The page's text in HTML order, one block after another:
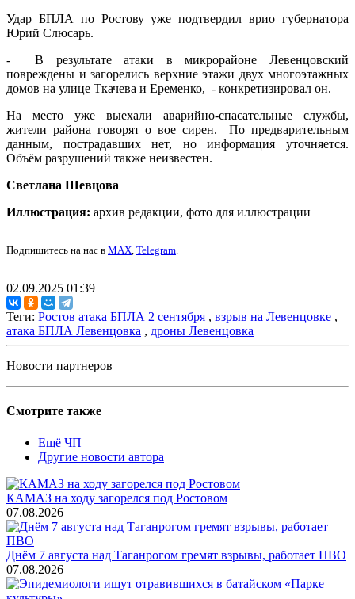
Удар БПЛА по Ростову уже подтвердил врио губернатора
Юрий Слюсарь.
- В результате атаки в микрорайоне Левенцовский
повреждены и загорелись верхние этажи двух многоэтажных
домов на улице Ткачева и Еременко, - конкретизировал он.
На место уже выехали аварийно-спасательные службы,
жители района говорят о вое сирен. По предварительным
данным, пострадавших нет, но информация уточняется.
Объём разрушений также неизвестен.
Светлана Шевцова
Иллюстрация: архив редакции, фото для иллюстрации
Подпишитесь на нас в MAX, Telegram.
02.09.2025 01:39
Теги: Ростов атака БПЛА 2 сентября , взрыв на Левенцовке ,
атака БПЛА Левенцовка , дроны Левенцовка
Новости партнеров
Смотрите также
Ещё ЧП
Другие новости автора
КАМАЗ на ходу загорелся под Ростовом
07.08.2026
Днём 7 августа над Таганрогом гремят взрывы, работает ПВО
07.08.2026